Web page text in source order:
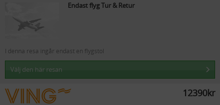
Endast flyg Tur & Retur
I denna resa ingår endast en flygstol
Välj den här resan
12390kr